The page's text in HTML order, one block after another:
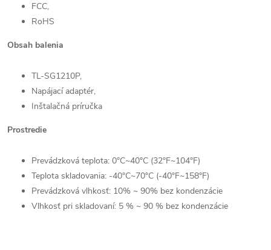
FCC,
RoHS
Obsah balenia
TL-SG1210P,
Napájací adaptér,
Inštalačná príručka
Prostredie
Prevádzková teplota: 0°C~40°C (32°F~104°F)
Teplota skladovania: -40°C~70°C (-40°F~158°F)
Prevádzková vlhkosť: 10% ~ 90% bez kondenzácie
Vlhkosť pri skladovaní: 5 % ~ 90 % bez kondenzácie
Powered by chaterimo